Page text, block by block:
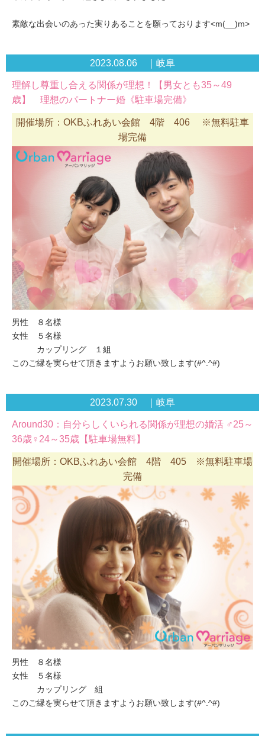
素敵な出会いのあった実りあることを願っております<m(__)m>
2023.08.06 ｜岐阜
理解し尊重し合える関係が理想！【男女とも35～49
歳】 理想のパートナー婚《駐車場完備》
開催場所：OKBふれあい会館 4階 406 ※無料駐車
場完備
男性 ８名様
女性 ５名様
カップリング １組
このご縁を実らせて頂きますようお願い致します(#^.^#)
2023.07.30 ｜岐阜
Around30：自分らしくいられる関係が理想の婚活 ♂25～
36歳♀24～35歳【駐車場無料】
開催場所：OKBふれあい会館 4階 405 ※無料駐車場
完備
男性 ８名様
女性 ５名様
カップリング 組
このご縁を実らせて頂きますようお願い致します(#^.^#)